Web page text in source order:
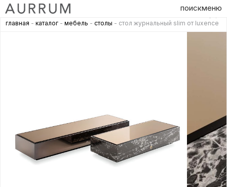
поискменю
главная - каталог - мебель - столы - стол журнальный slim от luxence